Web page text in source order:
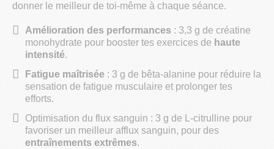
donner le meilleur de toi-même à chaque séance.
Amélioration des performances : 3,3 g de créatine
monohydrate pour booster tes exercices de haute
intensité.
Fatigue maîtrisée : 3 g de bêta-alanine pour réduire la
sensation de fatigue musculaire et prolonger tes
efforts.
Optimisation du flux sanguin : 3 g de L-citrulline pour
favoriser un meilleur afflux sanguin, pour des
entraînements extrêmes.